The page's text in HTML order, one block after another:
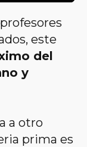
este
del
y
a otro
prima es